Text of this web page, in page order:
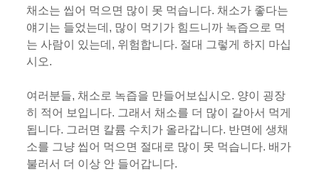
채소는 씹어 먹으면 많이 못 먹습니다. 채소가 좋다는
얘기는 들었는데, 많이 먹기가 힘드니까 녹즙으로 먹
는 사람이 있는데, 위험합니다. 절대 그렇게 하지 마십
시오.
여러분들, 채소로 녹즙을 만들어보십시오. 양이 굉장
히 적어 보입니다. 그래서 채소를 더 많이 갈아서 먹게
됩니다. 그러면 칼륨 수치가 올라갑니다. 반면에 생채
소를 그냥 씹어 먹으면 절대로 많이 못 먹습니다. 배가
불러서 더 이상 안 들어갑니다.